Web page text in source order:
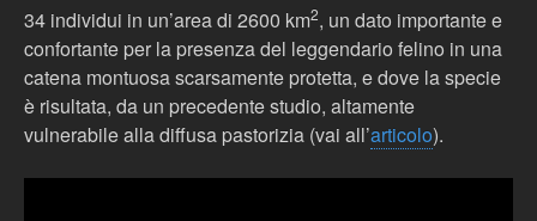
34 individui in un’area di 2600 km2, un dato importante e
confortante per la presenza del leggendario felino in una
catena montuosa scarsamente protetta, e dove la specie
è risultata, da un precedente studio, altamente
vulnerabile alla diffusa pastorizia (vai all’articolo).